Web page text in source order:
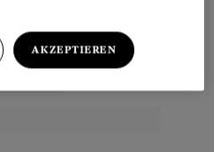
AKZEPTIEREN